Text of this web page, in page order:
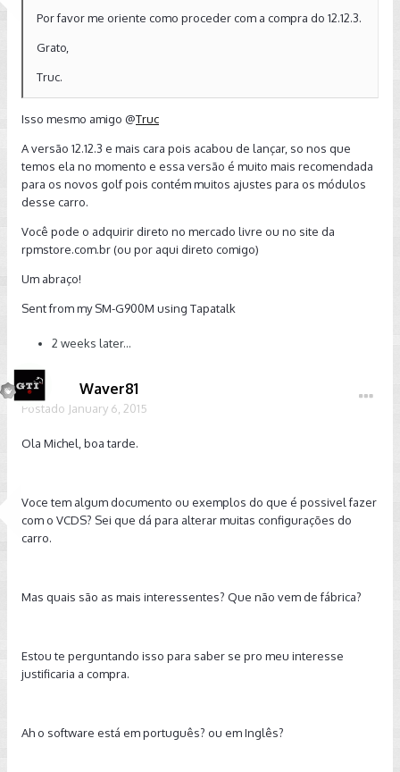
Por favor me oriente como proceder com a compra do 12.12.3.
Grato,
Truc.
Isso mesmo amigo @Truc
A versão 12.12.3 e mais cara pois acabou de lançar, so nos que
temos ela no momento e essa versão é muito mais recomendada
para os novos golf pois contém muitos ajustes para os módulos
desse carro.
Você pode o adquirir direto no mercado livre ou no site da
rpmstore.com.br (ou por aqui direto comigo)
Um abraço!
Sent from my SM-G900M using Tapatalk
2 weeks later...
Waver81
Postado January 6, 2015
Ola Michel, boa tarde.
Voce tem algum documento ou exemplos do que é possivel fazer
com o VCDS? Sei que dá para alterar muitas configurações do
carro.
Mas quais são as mais interessentes? Que não vem de fábrica?
Estou te perguntando isso para saber se pro meu interesse
justificaria a compra.
Ah o software está em português? ou em Inglês?